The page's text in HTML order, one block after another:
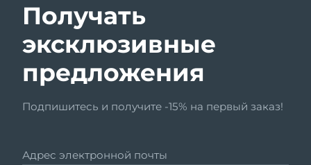
Получать
эксклюзивные
предложения
Подпишитесь и получите -15% на первый заказ!
Адрес электронной почты